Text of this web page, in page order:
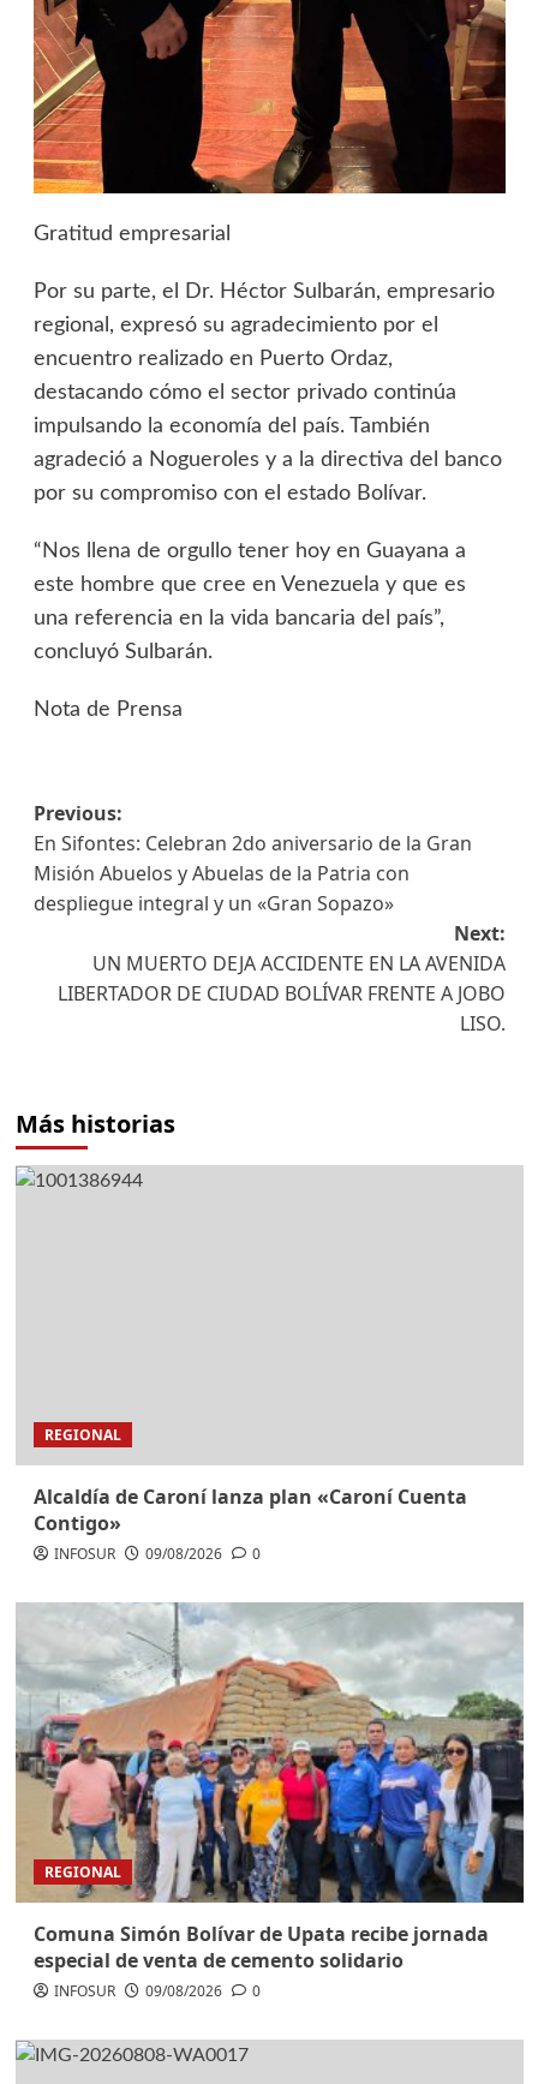
Gratitud empresarial
Por su parte, el Dr. Héctor Sulbarán, empresario
regional, expresó su agradecimiento por el
encuentro realizado en Puerto Ordaz,
destacando cómo el sector privado continúa
impulsando la economía del país. También
agradeció a Nogueroles y a la directiva del banco
por su compromiso con el estado Bolívar.
“Nos llena de orgullo tener hoy en Guayana a
este hombre que cree en Venezuela y que es
una referencia en la vida bancaria del país”,
concluyó Sulbarán.
Nota de Prensa
Previous:
En Sifontes: Celebran 2do aniversario de la Gran
Misión Abuelos y Abuelas de la Patria con
despliegue integral y un «Gran Sopazo»
Next:
UN MUERTO DEJA ACCIDENTE EN LA AVENIDA
LIBERTADOR DE CIUDAD BOLÍVAR FRENTE A JOBO
LISO.
Más historias
REGIONAL
Alcaldía de Caroní lanza plan «Caroní Cuenta
Contigo»
INFOSUR 09/08/2026 0
REGIONAL
Comuna Simón Bolívar de Upata recibe jornada
especial de venta de cemento solidario
INFOSUR 09/08/2026 0